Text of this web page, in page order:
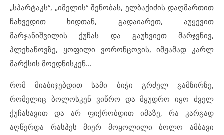
„სპარტაკს“, „იმელის“ შენობას, ელბაქიძის დაღმართით
ჩახვედით ხიდთან, გადაიარეთ, აუყევით
მარჯანიშვილის ქუჩას და გაუხვიეთ მარჯვნივ,
პლეხანოვზე, ყოფილი ვორონცოვის, იმჟამად კარლ
მარქსის მოედნისკენ…
რომ მიაბიჯებდით სამი ბიჭი გრძელ გამზირზე,
რომელიც ბოლოსკენ ვიწრო და მყუდრო იყო ძველ
ქუჩასავით და არ ფიქრობდით იმაზე, რა კარგად
აღწერდა რასპეს მიერ მოყოლილი ბოლო ამბავი